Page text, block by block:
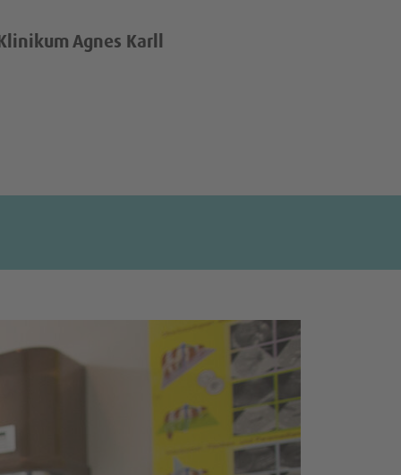
Agnes Karll